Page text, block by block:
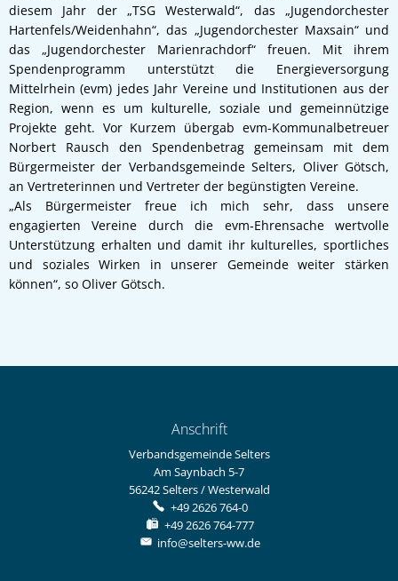
diesem Jahr der „TSG Westerwald“, das „Jugendorchester
Hartenfels/Weidenhahn“, das „Jugendorchester Maxsain“ und
das „Jugendorchester Marienrachdorf“ freuen. Mit ihrem
Spendenprogramm unterstützt die Energieversorgung
Mittelrhein (evm) jedes Jahr Vereine und Institutionen aus der
Region, wenn es um kulturelle, soziale und gemeinnützige
Projekte geht. Vor Kurzem übergab evm-Kommunalbetreuer
Norbert Rausch den Spendenbetrag gemeinsam mit dem
Bürgermeister der Verbandsgemeinde Selters, Oliver Götsch,
an Vertreterinnen und Vertreter der begünstigten Vereine.
„Als Bürgermeister freue ich mich sehr, dass unsere
engagierten Vereine durch die evm‑Ehrensache wertvolle
Unterstützung erhalten und damit ihr kulturelles, sportliches
und soziales Wirken in unserer Gemeinde weiter stärken
können“, so Oliver Götsch.
Anschrift
Verbandsgemeinde Selters
Am Saynbach 5-7
56242Selters / Westerwald
+49 2626 764-0
+49 2626 764-777
info@selters-ww.de